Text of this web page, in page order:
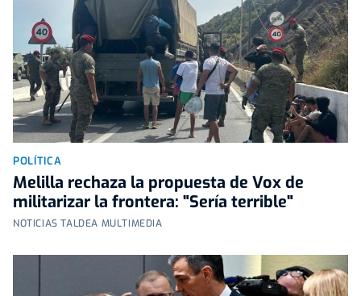
POLÍTICA
Melilla rechaza la propuesta de Vox de
militarizar la frontera: "Sería terrible"
NOTICIAS TALDEA MULTIMEDIA